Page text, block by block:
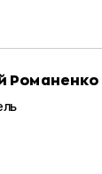
Романенко